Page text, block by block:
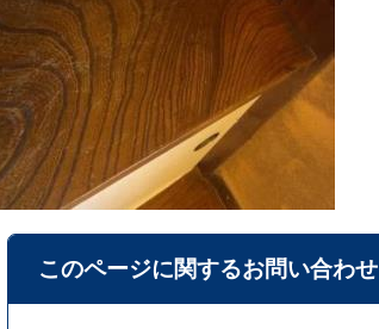
このページに関するお問い合わせ